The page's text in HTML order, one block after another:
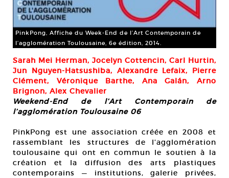
PinkPong, Affiche du Week-End de l’Art Contemporain de
l’agglomération Toulousaine, 6e édition, 2014.
Sarah Mei Herman, Jocelyn Cottencin, Carl Hurtin,
Jun Nguyen-Hatsushiba, Alexandre Lefaix, Pierre
Clément, Véronique Barthe, Ana Galán, Arno
Brignon, Alex Chevalier
Weekend-End de l’Art Contemporain de
l’agglomération Toulousaine 06
PinkPong est une association créée en 2008 et
rassemblant les structures de l’agglomération
toulousaine qui ont en commun le soutien à la
création et la diffusion des arts plastiques
contemporains — institutions, galerie privées,